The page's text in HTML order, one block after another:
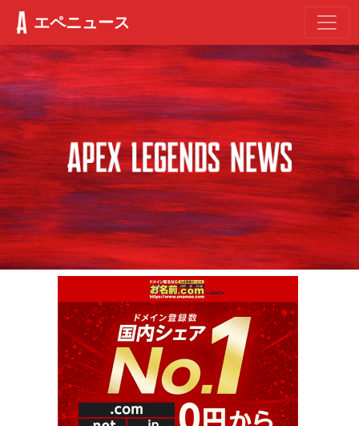
エペニュース